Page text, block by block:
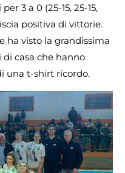
3 a 0 (25-15, 25-15,
positiva di vittorie.
ha visto la grandissima
casa che hanno
una t-shirt ricordo.